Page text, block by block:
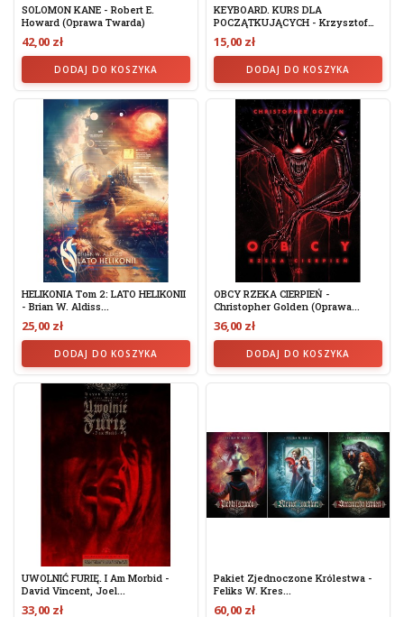
SOLOMON KANE - Robert E.
Howard (oprawa Twarda)
42,00 zł
DODAJ DO KOSZYKA
KEYBOARD. KURS DLA
POCZĄTKUJĄCYCH - Krzysztof
Raduła...
15,00 zł
DODAJ DO KOSZYKA
HELIKONIA Tom 2: LATO HELIKONII
- Brian W. Aldiss...
25,00 zł
DODAJ DO KOSZYKA
OBCY RZEKA CIERPIEŃ -
Christopher Golden (oprawa...
36,00 zł
DODAJ DO KOSZYKA
UWOLNIĆ FURIĘ. I Am Morbid -
David Vincent, Joel...
33,00 zł
Pakiet Zjednoczone Królestwa -
Feliks W. Kres...
60,00 zł